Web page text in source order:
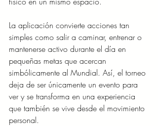
La aplicación convierte acciones tan
simples como salir a caminar, entrenar o
mantenerse activo durante el día en
pequeñas metas que acercan
simbólicamente al Mundial. Así, el torneo
deja de ser únicamente un evento para
ver y se transforma en una experiencia
que también se vive desde el movimiento
personal.